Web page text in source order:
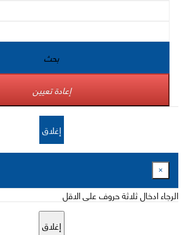
بحث
إعادة تعيين
إغلاق
×
الرجاء ادخال ثلاثة حروف على الاقل
إغلاق